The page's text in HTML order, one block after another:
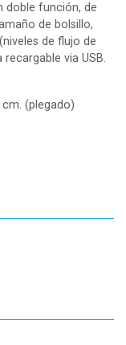
doble función, de
de bolsillo,
de flujo de
via USB.
cm. (plegado)